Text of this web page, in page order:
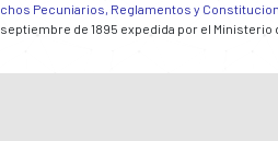
Pecuniarios, Reglamentos y
de 1895 expedida por el Ministerio